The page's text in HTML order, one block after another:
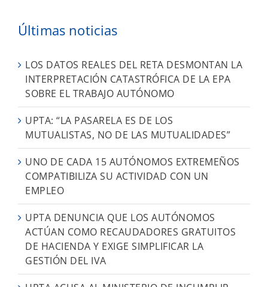
Últimas noticias
LOS DATOS REALES DEL RETA DESMONTAN LA
INTERPRETACIÓN CATASTRÓFICA DE LA EPA
SOBRE EL TRABAJO AUTÓNOMO
UPTA: “LA PASARELA ES DE LOS
MUTUALISTAS, NO DE LAS MUTUALIDADES”
UNO DE CADA 15 AUTÓNOMOS EXTREMEÑOS
COMPATIBILIZA SU ACTIVIDAD CON UN
EMPLEO
UPTA DENUNCIA QUE LOS AUTÓNOMOS
ACTÚAN COMO RECAUDADORES GRATUITOS
DE HACIENDA Y EXIGE SIMPLIFICAR LA
GESTIÓN DEL IVA